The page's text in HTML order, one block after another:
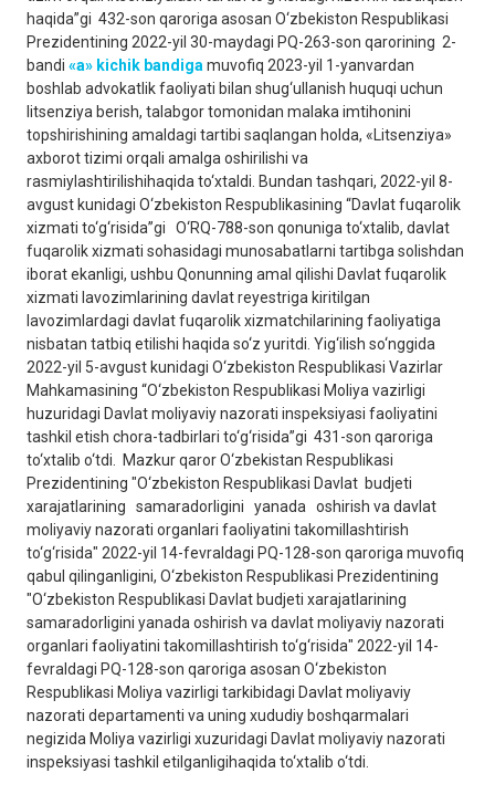
haqida”gi 432-son qaroriga asosan O‘zbekiston Respublikasi
Prezidentining 2022-yil 30-maydagi PQ-263-son qarorining 2-
bandi «a» kichik bandiga muvofiq 2023-yil 1-yanvardan
boshlab advokatlik faoliyati bilan shug‘ullanish huquqi uchun
litsenziya berish, talabgor tomonidan malaka imtihonini
topshirishining amaldagi tartibi saqlangan holda, «Litsenziya»
axborot tizimi orqali amalga oshirilishi va
rasmiylashtirilishihaqida to‘xtaldi. Bundan tashqari, 2022-yil 8-
avgust kunidagi O‘zbekiston Respublikasining “Davlat fuqarolik
xizmati to‘g‘risida”gi O‘RQ-788-son qonuniga to‘xtalib, davlat
fuqarolik xizmati sohasidagi munosabatlarni tartibga solishdan
iborat ekanligi, ushbu Qonunning amal qilishi Davlat fuqarolik
xizmati lavozimlarining davlat reyestriga kiritilgan
lavozimlardagi davlat fuqarolik xizmatchilarining faoliyatiga
nisbatan tatbiq etilishi haqida so‘z yuritdi. Yig‘ilish so‘nggida
2022-yil 5-avgust kunidagi O‘zbekiston Respublikasi Vazirlar
Mahkamasining “O‘zbekiston Respublikasi Moliya vazirligi
huzuridagi Davlat moliyaviy nazorati inspeksiyasi faoliyatini
tashkil etish chora-tadbirlari to‘g‘risida”gi 431-son qaroriga
to‘xtalib o‘tdi. Mazkur qaror O‘zbekistan Respublikasi
Prezidentining "O‘zbekiston Respublikasi Davlat budjeti
xarajatlarining samaradorligini yanada oshirish va davlat
moliyaviy nazorati organlari faoliyatini takomillashtirish
to‘g‘risida" 2022-yil 14-fevraldagi PQ-128-son qaroriga muvofiq
qabul qilinganligini, O‘zbekiston Respublikasi Prezidentining
"O‘zbekiston Respublikasi Davlat budjeti xarajatlarining
samaradorligini yanada oshirish va davlat moliyaviy nazorati
organlari faoliyatini takomillashtirish to‘g‘risida" 2022-yil 14-
fevraldagi PQ-128-son qaroriga asosan O‘zbekiston
Respublikasi Moliya vazirligi tarkibidagi Davlat moliyaviy
nazorati departamenti va uning xududiy boshqarmalari
negizida Moliya vazirligi xuzuridagi Davlat moliyaviy nazorati
inspeksiyasi tashkil etilganligihaqida to‘xtalib o‘tdi.